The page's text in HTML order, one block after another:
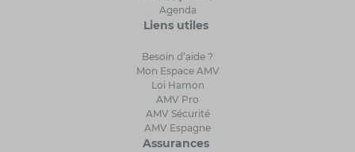
Agenda
Liens utiles
Besoin d’aide ?
Mon Espace AMV
Loi Hamon
AMV Pro
AMV Sécurité
AMV Espagne
Assurances